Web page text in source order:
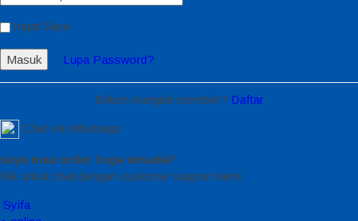
Ingat Saya
Masuk Lupa Password?
Belum menjadi member? Daftar
Chat via Whatsapp
saya mau order toga wisuda?
Klik untuk chat dengan customer support kami
Syifa